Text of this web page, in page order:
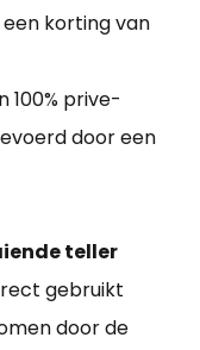
korting van
prive-
door een
teller
gebruikt
door de